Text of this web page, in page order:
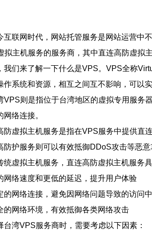
互联网时代，网站托管服务是网站运营中
拟主机服务的服务商，其中直连高防虚拟
我们来了解一下什么是VPS。VPS全称
作系统和资源，相互之间互不影响，可以
VPS则是指位于台湾地区的虚拟专用服务
络连接。
防虚拟主机服务是指在VPS服务中提供直
防护服务则可以有效抵御DDoS攻击等恶意
统虚拟主机服务，直连高防虚拟主机服务
网络速度和更低的延迟，提升用户体验
的网络连接，避免因网络问题导致的访问
的网络环境，有效抵御各类网络攻击
台湾VPS服务商时，需要考虑以下因素：